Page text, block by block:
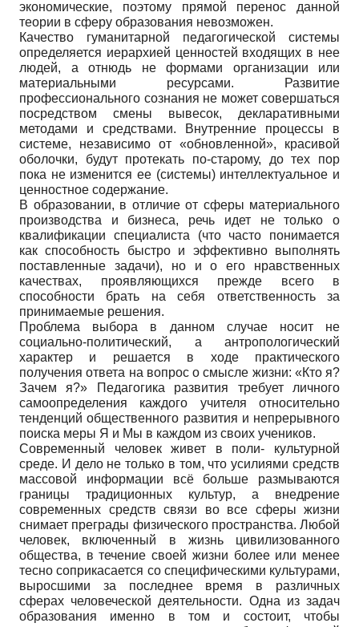
экономические, поэтому прямой перенос данной
теории в сферу образования невозможен.
Качество гуманитарной педагогической системы
определяется иерархией ценностей входящих в нее
людей, а отнюдь не формами организации или
материальными ресурсами. Развитие
профессионального сознания не может совершаться
посредством смены вывесок, декларативными
методами и средствами. Внутренние процессы в
системе, независимо от «обновленной», красивой
оболочки, будут протекать по-старому, до тех пор
пока не изменится ее (системы) интеллектуальное и
ценностное содержание.
В образовании, в отличие от сферы материального
производства и бизнеса, речь идет не только о
квалификации специалиста (что часто понимается
как способность быстро и эффективно выполнять
поставленные задачи), но и о его нравственных
качествах, проявляющихся прежде всего в
способности брать на себя ответственность за
принимаемые решения.
Проблема выбора в данном случае носит не
социально-политический, а антропологический
характер и решается в ходе практического
получения ответа на вопрос о смысле жизни: «Кто я?
Зачем я?» Педагогика развития требует личного
самоопределения каждого учителя относительно
тенденций общественного развития и непрерывного
поиска меры Я и Мы в каждом из своих учеников.
Современный человек живет в поли- культурной
среде. И дело не только в том, что усилиями средств
массовой информации всё больше размываются
границы традиционных культур, а внедрение
современных средств связи во все сферы жизни
снимает преграды физического пространства. Любой
человек, включенный в жизнь цивилизованного
общества, в течение своей жизни более или менее
тесно соприкасается со специфическими культурами,
выросшими за последнее время в различных
сферах человеческой деятельности. Одна из задач
образования именно в том и состоит, чтобы